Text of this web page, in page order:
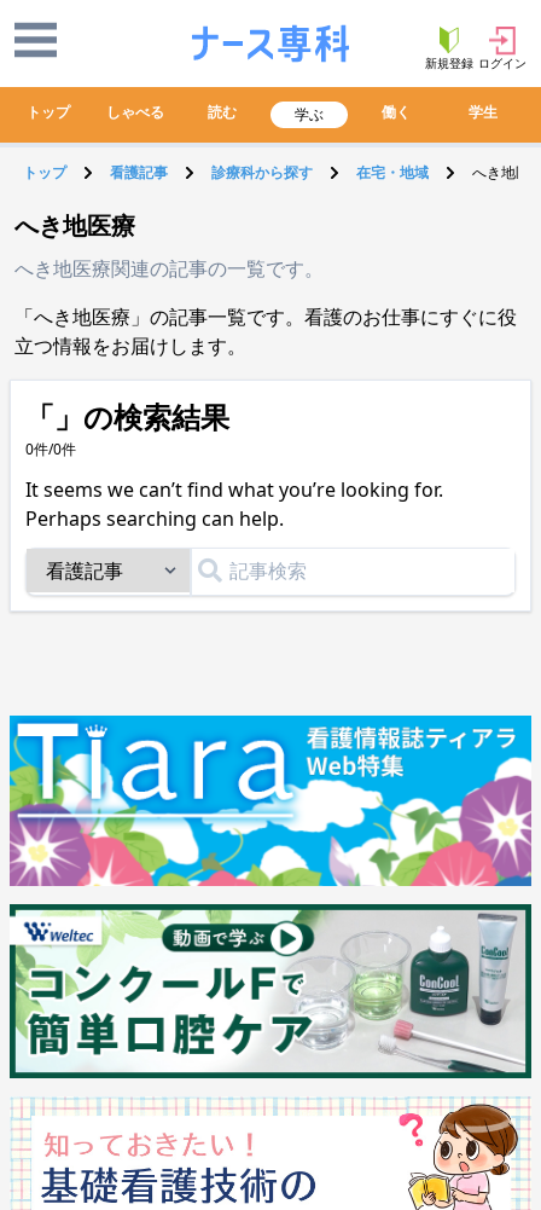
新規登録 ログイン
トップ しゃべる 読む 学ぶ 働く 学生
トップ 看護記事 診療科から探す 在宅・地域 へき地医
へき地医療
へき地医療関連の記事の一覧です。
「へき地医療」の記事一覧です。看護のお仕事にすぐに役
立つ情報をお届けします。
「」の検索結果
0件/0件
It seems we can’t find what you’re looking for.
Perhaps searching can help.